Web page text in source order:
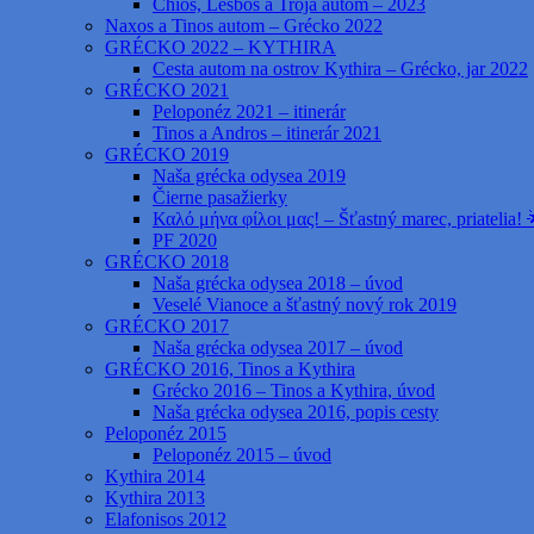
Chios, Lesbos a Trója autom – 2023
Naxos a Tinos autom – Grécko 2022
GRÉCKO 2022 – KYTHIRA
Cesta autom na ostrov Kythira – Grécko, jar 2022
GRÉCKO 2021
Peloponéz 2021 – itinerár
Tinos a Andros – itinerár 2021
GRÉCKO 2019
Naša grécka odysea 2019
Čierne pasažierky
Καλό μήνα φίλοι μας! – Šťastný marec, priatelia!
PF 2020
GRÉCKO 2018
Naša grécka odysea 2018 – úvod
Veselé Vianoce a šťastný nový rok 2019
GRÉCKO 2017
Naša grécka odysea 2017 – úvod
GRÉCKO 2016, Tinos a Kythira
Grécko 2016 – Tinos a Kythira, úvod
Naša grécka odysea 2016, popis cesty
Peloponéz 2015
Peloponéz 2015 – úvod
Kythira 2014
Kythira 2013
Elafonisos 2012